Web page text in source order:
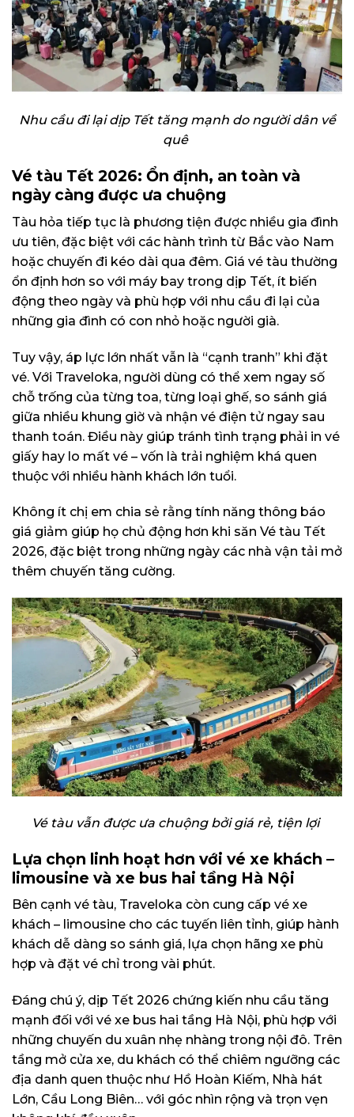
Nhu cầu đi lại dịp Tết tăng mạnh do người dân về
quê
Vé tàu Tết 2026: Ổn định, an toàn và
ngày càng được ưa chuộng
Tàu hỏa tiếp tục là phương tiện được nhiều gia đình
ưu tiên, đặc biệt với các hành trình từ Bắc vào Nam
hoặc chuyến đi kéo dài qua đêm. Giá vé tàu thường
ổn định hơn so với máy bay trong dịp Tết, ít biến
động theo ngày và phù hợp với nhu cầu đi lại của
những gia đình có con nhỏ hoặc người già.
Tuy vậy, áp lực lớn nhất vẫn là “cạnh tranh” khi đặt
vé. Với Traveloka, người dùng có thể xem ngay số
chỗ trống của từng toa, từng loại ghế, so sánh giá
giữa nhiều khung giờ và nhận vé điện tử ngay sau
thanh toán. Điều này giúp tránh tình trạng phải in vé
giấy hay lo mất vé – vốn là trải nghiệm khá quen
thuộc với nhiều hành khách lớn tuổi.
Không ít chị em chia sẻ rằng tính năng thông báo
giá giảm giúp họ chủ động hơn khi săn Vé tàu Tết
2026, đặc biệt trong những ngày các nhà vận tải mở
thêm chuyến tăng cường.
Vé tàu vẫn được ưa chuộng bởi giá rẻ, tiện lợi
Lựa chọn linh hoạt hơn với vé xe khách –
limousine và xe bus hai tầng Hà Nội
Bên cạnh vé tàu, Traveloka còn cung cấp vé xe
khách – limousine cho các tuyến liên tỉnh, giúp hành
khách dễ dàng so sánh giá, lựa chọn hãng xe phù
hợp và đặt vé chỉ trong vài phút.
Đáng chú ý, dịp Tết 2026 chứng kiến nhu cầu tăng
mạnh đối với vé xe bus hai tầng Hà Nội, phù hợp với
những chuyến du xuân nhẹ nhàng trong nội đô. Trên
tầng mở cửa xe, du khách có thể chiêm ngưỡng các
địa danh quen thuộc như Hồ Hoàn Kiếm, Nhà hát
Lớn, Cầu Long Biên… với góc nhìn rộng và trọn vẹn